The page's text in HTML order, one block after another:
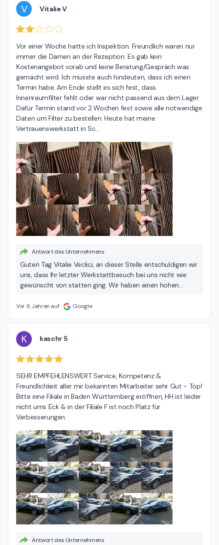
V Vitalie V
Vor einer Woche hatte ich Inspektion. Freundlich waren nur
immer die Damen an der Rezeption. Es gab kein
Kostenangebot vorab und keine Beratung/Gespräch was
gemacht wird. Ich musste auch hindeuten, dass ich einen
Termin habe. Am Ende stellt es sich fest, dass
Innenraumfilter fehlt oder war nicht passend aus dem Lager.
Dafür Termin stand vor 2 Wochen fest sowie alle notwendige
Daten um Filter zu bestellen. Heute hat meine
Vertrauenswerkstatt in Sc…
Antwort des Unternehmens
Guten Tag Vitalie Veclici, an dieser Stelle entschuldigen wir
uns, dass Ihr letzter Werkstattbesuch bei uns nicht wie
gewünscht von statten ging. Wir haben einen hohen
allem aber haben wir den Anspruch, dass Sie als Kunde
liegt dabei auf eine transparente Arbeitsweise und
Beratung. Wir werden den Vorgang vor Ort besprechen
und unsere Mitarbeiter nachschulen. Wir bedauern die
Vor 6 Jahren auf Google
K kaschr 5
SEHR EMPFEHLENSWERT Service, Kompetenz &
Freundlichkeit aller mir bekannten Mitarbeiter sehr Gut - Top!
Bitte eine Filiale in Baden Württemberg eröffnen, HH ist leider
nicht ums Eck & in der Filiale F ist noch Platz für
Verbesserungen.
Antwort des Unternehmens